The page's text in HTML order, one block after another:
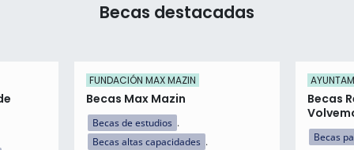
Becas destacadas
FUNDACIÓN MAX MAZIN
Becas Max Mazin
Becas de estudios
Becas altas capacidades
Becas
Becas